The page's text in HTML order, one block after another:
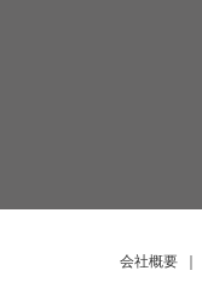
会社概要 ｜